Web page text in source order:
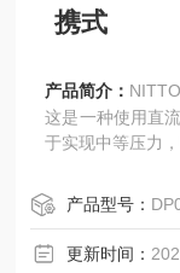
携式
产品简介：
这是一种使用直
于实现中等压力
产品型号：
更新时间：